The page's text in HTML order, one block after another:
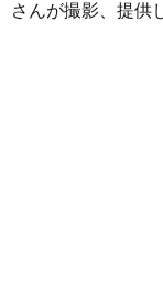
さんが撮影、提供